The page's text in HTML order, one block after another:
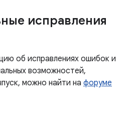
исправления
об исправлениях ошибок и
возможностей,
можно найти на форуме